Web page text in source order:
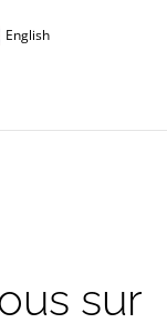
English
sur